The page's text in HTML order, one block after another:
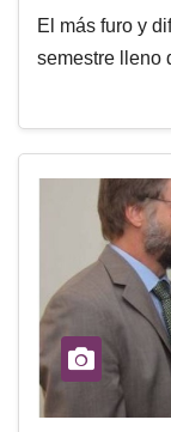
El más furo y
semestre lleno